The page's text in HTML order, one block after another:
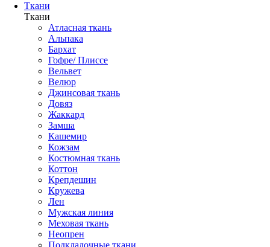
Ткани
Ткани
Атласная ткань
Альпака
Бархат
Гофре/ Плиссе
Вельвет
Велюр
Джинсовая ткань
Довяз
Жаккард
Замша
Кашемир
Кожзам
Костюмная ткань
Коттон
Крепдешин
Кружева
Лен
Мужская линия
Меховая ткань
Неопрен
Подкладочные ткани